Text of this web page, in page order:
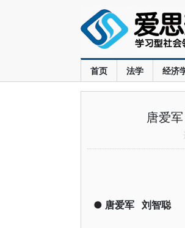
首页 法学 经济
唐爱
● 唐爱军 刘智聪